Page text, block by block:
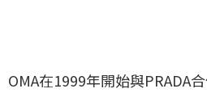
OMA在1999年開始與PRADA